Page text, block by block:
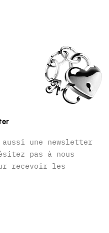
une newsletter
pas à nous
recevoir les